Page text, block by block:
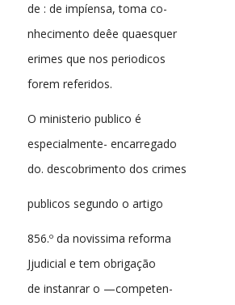
de : de impíensa, toma co-
nhecimento deêe quaesquer
erimes que nos periodicos
forem referidos.
O ministerio publico é
especialmente- encarregado
do. descobrimento dos crimes
publicos segundo o artigo
856.º da novissima reforma
Jjudicial e tem obrigação
de instanrar o —competen-